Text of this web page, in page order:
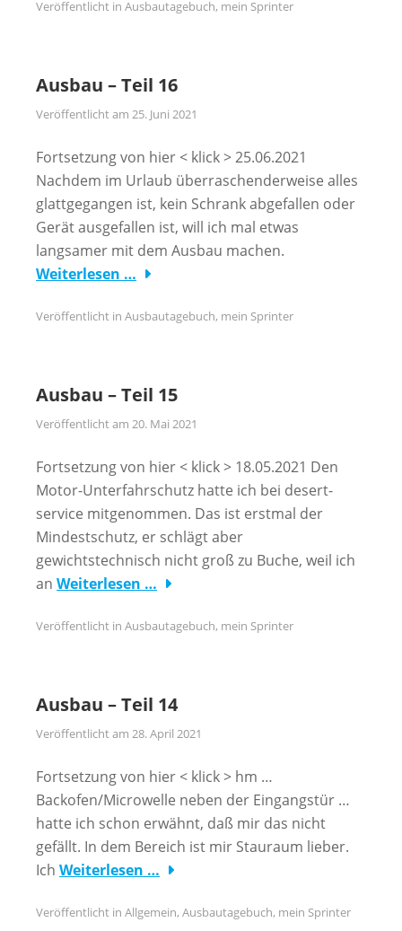
Veröffentlicht in Ausbautagebuch, mein Sprinter
Ausbau – Teil 16
Veröffentlicht am 25. Juni 2021
Fortsetzung von hier < klick > 25.06.2021
Nachdem im Urlaub überraschenderweise alles
glattgegangen ist, kein Schrank abgefallen oder
Gerät ausgefallen ist, will ich mal etwas
langsamer mit dem Ausbau machen.
Weiterlesen …
Veröffentlicht in Ausbautagebuch, mein Sprinter
Ausbau – Teil 15
Veröffentlicht am 20. Mai 2021
Fortsetzung von hier < klick > 18.05.2021 Den
Motor-Unterfahrschutz hatte ich bei desert-
service mitgenommen. Das ist erstmal der
Mindestschutz, er schlägt aber
gewichtstechnisch nicht groß zu Buche, weil ich
an Weiterlesen …
Veröffentlicht in Ausbautagebuch, mein Sprinter
Ausbau – Teil 14
Veröffentlicht am 28. April 2021
Fortsetzung von hier < klick > hm …
Backofen/Microwelle neben der Eingangstür …
hatte ich schon erwähnt, daß mir das nicht
gefällt. In dem Bereich ist mir Stauraum lieber.
Ich Weiterlesen …
Veröffentlicht in Allgemein, Ausbautagebuch, mein Sprinter